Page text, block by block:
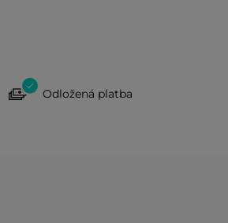
Odložená platba